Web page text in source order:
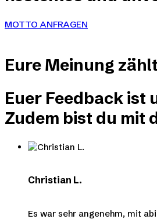
MOTTO ANFRAGEN
Eure Meinung
Euer Feedback ist
Zudem bist du mit
Christian L.
Es war sehr angenehm, mit